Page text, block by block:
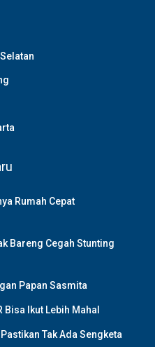
Rumah Cepat
Bareng Cegah Stunting
Papan Sasmita
Bisa Ikut Lebih Mahal
Tak Ada Sengketa